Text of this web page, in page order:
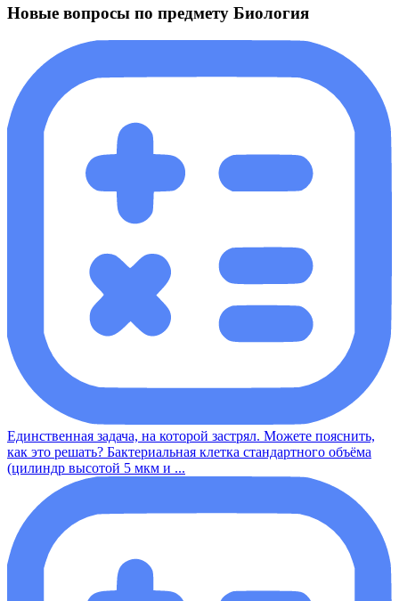
Новые вопросы по предмету Биология
Единственная задача, на которой застрял. Можете пояснить,
как это решать? Бактериальная клетка стандартного объёма
(цилиндр высотой 5 мкм и ...